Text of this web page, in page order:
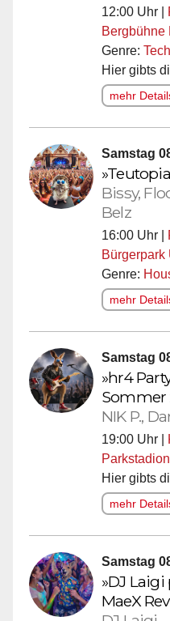
12:00 Uhr |
Bergbühne
Genre:
Hier gibts
mehr
Samstag
Bissy,
Belz
16:00 Uhr |
Bürgerpark
Genre:
mehr
Samstag
»hr4
Sommer
NIK P.,
19:00 Uhr |
Parkstadion
Hier gibts
mehr
Samstag
»DJ
MaeX